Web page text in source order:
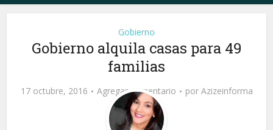
Gobierno
Gobierno alquila casas para 49
familias
17 octubre, 2016 Agregar comentario por Azizeinforma